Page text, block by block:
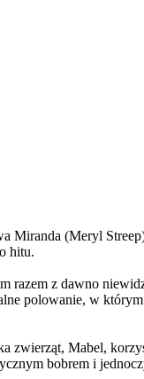
Miranda (Meryl
hitu.
razem z dawno
polowanie, w
zwierząt, Mabel,
bobrem i